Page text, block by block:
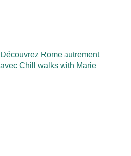
Découvrez Rome autrement
avec Chill walks with Marie